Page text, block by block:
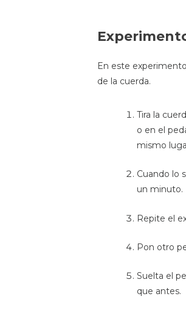
En este
de la cuerda.
Tira la
o en el
mismo
Cuando lo
un minuto.
Repite el
Pon otro
Suelta el
que antes.